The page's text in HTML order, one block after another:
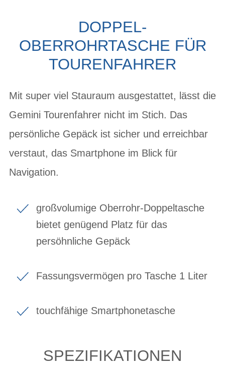
DOPPEL-
OBERROHRTASCHE FÜR
TOURENFAHRER
Mit super viel Stauraum ausgestattet, lässt die
Gemini Tourenfahrer nicht im Stich. Das
persönliche Gepäck ist sicher und erreichbar
verstaut, das Smartphone im Blick für
Navigation.
großvolumige Oberrohr-Doppeltasche
bietet genügend Platz für das
persöhnliche Gepäck
Fassungsvermögen pro Tasche 1 Liter
touchfähige Smartphonetasche
SPEZIFIKATIONEN